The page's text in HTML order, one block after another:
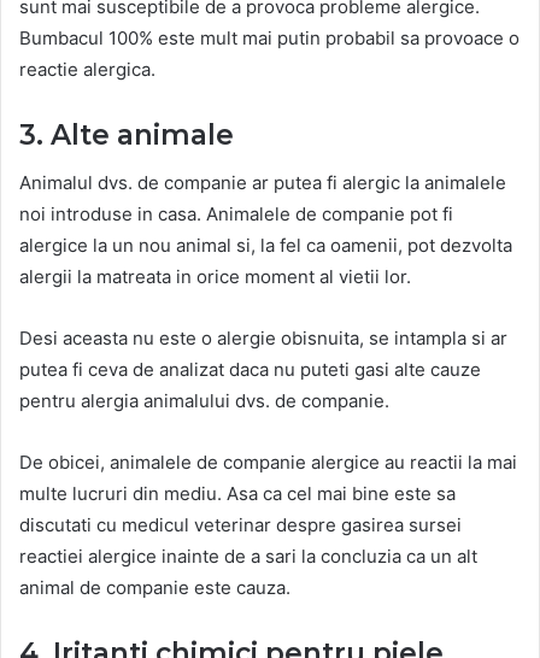
sunt mai susceptibile de a provoca probleme alergice.
Bumbacul 100% este mult mai putin probabil sa provoace o
reactie alergica.
3. Alte animale
Animalul dvs. de companie ar putea fi alergic la animalele
noi introduse in casa. Animalele de companie pot fi
alergice la un nou animal si, la fel ca oamenii, pot dezvolta
alergii la matreata in orice moment al vietii lor.
Desi aceasta nu este o alergie obisnuita, se intampla si ar
putea fi ceva de analizat daca nu puteti gasi alte cauze
pentru alergia animalului dvs. de companie.
De obicei, animalele de companie alergice au reactii la mai
multe lucruri din mediu. Asa ca cel mai bine este sa
discutati cu medicul veterinar despre gasirea sursei
reactiei alergice inainte de a sari la concluzia ca un alt
animal de companie este cauza.